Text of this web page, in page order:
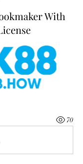
With
70